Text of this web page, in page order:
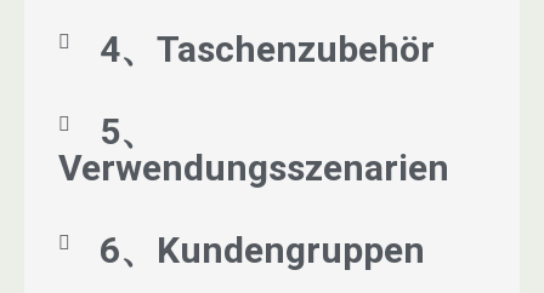
4、Taschenzubehör
5、
Verwendungsszenarien
6、Kundengruppen